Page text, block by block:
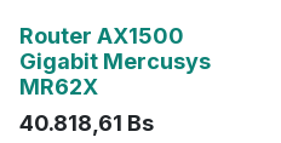
Agotado
Router AX1500
Gigabit Mercusys
MR62X
40.818,61 Bs